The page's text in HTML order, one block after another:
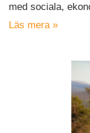
med sociala,
Läs mera »